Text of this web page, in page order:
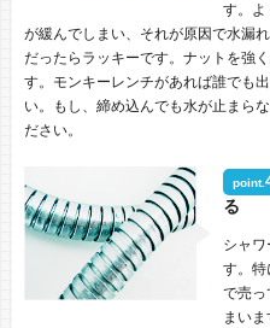
す。よ
が緩んでしまい、それが原因で水漏
だったらラッキーです。ナットを強
す。モンキーレンチがあれば誰でも
い。もし、締め込んでも水が止まら
ださい。
point.
る
シャ
す。特
で売っ
まい